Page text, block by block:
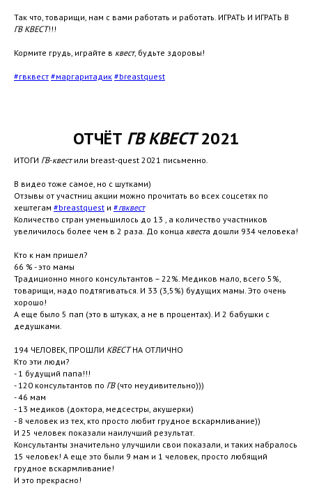
Так что, товарищи, нам с вами работать и работать. ИГРАТЬ И ИГРАТЬ В
ГВ КВЕСТ!!!
Кормите грудь, играйте в квест, будьте здоровы!
#гвквест #маргаритадик #breastquest
ОТЧЁТ ГВ КВЕСТ2021
ИТОГИ ГВ-квестили breast-quest 2021 письменно.
В видео тоже самое, но с шутками)
Отзывы от участниц акции можно прочитать во всех соцсетях по
хештегам #breastquest и #гвквест
Количество стран уменьшилось до 13 , а количество участников
увеличилось более чем в 2 раза. До конца квеста дошли 934 человека!
Кто к нам пришел?
66 % - это мамы
Традиционно много консультантов – 22%. Медиков мало, всего 5%,
товарищи, надо подтягиваться. И 33 (3,5%) будущих мамы. Это очень
хорошо!
А еще было 5 пап (это в штуках, а не в процентах). И 2 бабушки с
дедушками.
194 ЧЕЛОВЕК, ПРОШЛИ КВЕСТНА ОТЛИЧНО
Кто эти люди?
- 1 будущий папа!!!
- 120 консультантов по ГВ(что неудивительно)))
- 46 мам
- 13 медиков (доктора, медсестры, акушерки)
- 8 человек из тех, кто просто любит грудное вскармливание))
И 25 человек показали наилучший результат.
Консультанты значительно улучшили свои показали, и таких набралось
15 человек! А еще это были 9 мам и 1 человек, просто любящий
грудное вскармливание!
И это прекрасно!